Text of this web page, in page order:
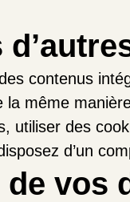
contenus
même
utiliser des
d’un
vos